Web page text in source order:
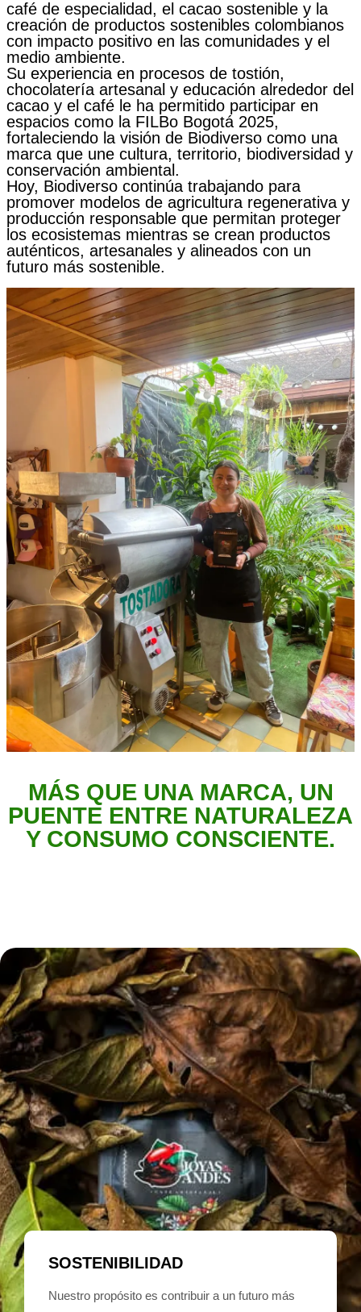
café de especialidad, el cacao sostenible y la
creación de productos sostenibles colombianos
con impacto positivo en las comunidades y el
medio ambiente.
Su experiencia en procesos de tostión,
chocolatería artesanal y educación alrededor del
cacao y el café le ha permitido participar en
espacios como la FILBo Bogotá 2025,
fortaleciendo la visión de Biodiverso como una
marca que une cultura, territorio, biodiversidad y
conservación ambiental.
Hoy, Biodiverso continúa trabajando para
promover modelos de agricultura regenerativa y
producción responsable que permitan proteger
los ecosistemas mientras se crean productos
auténticos, artesanales y alineados con un
futuro más sostenible.
MÁS QUE UNA MARCA, UN
PUENTE ENTRE NATURALEZA
Y CONSUMO CONSCIENTE.
SOSTENIBILIDAD
Nuestro propósito es contribuir a un futuro más